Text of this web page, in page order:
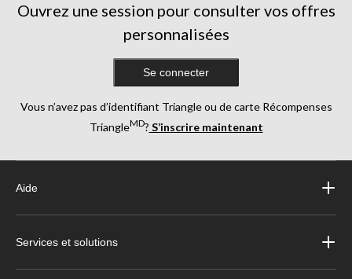
Ouvrez une session pour consulter vos offres
personnalisées
Se connecter
Vous n’avez pas d’identifiant Triangle ou de carte Récompenses
TriangleMD? S’inscrire maintenant
Aide
Services et solutions